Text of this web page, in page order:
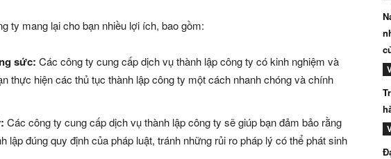
ty mang lại cho bạn nhiều lợi ích, bao gồm:
sức: Các công ty cung cấp dịch vụ thành lập công ty có kinh nghiệm và
thực hiện các thủ tục thành lập công ty một cách nhanh chóng và chính
Các công ty cung cấp dịch vụ thành lập công ty sẽ giúp bạn đảm bảo rằng
lập đúng quy định của pháp luật, tránh những rủi ro pháp lý có thể phát sinh